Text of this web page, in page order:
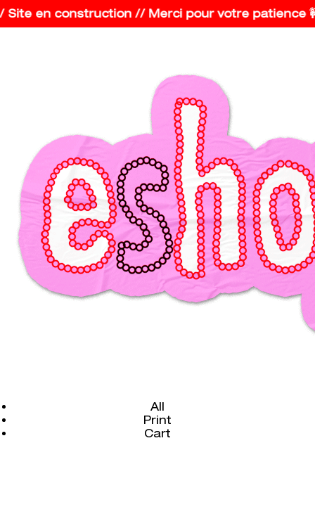
en construction // Merci pour votre patience
All
Print
Cart